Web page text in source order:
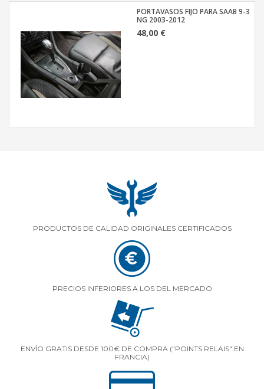
PORTAVASOS FIJO PARA SAAB 9-3
NG 2003-2012
48,00 €
PRODUCTOS DE CALIDAD ORIGINALES CERTIFICADOS
PRECIOS INFERIORES A LOS DEL MERCADO
ENVÍO GRATIS DESDE 100€ DE COMPRA ("POINTS RELAIS" EN
FRANCIA)